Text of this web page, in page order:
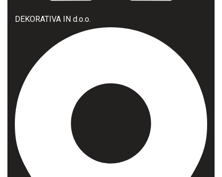
DEKORATIVA IN d.o.o.